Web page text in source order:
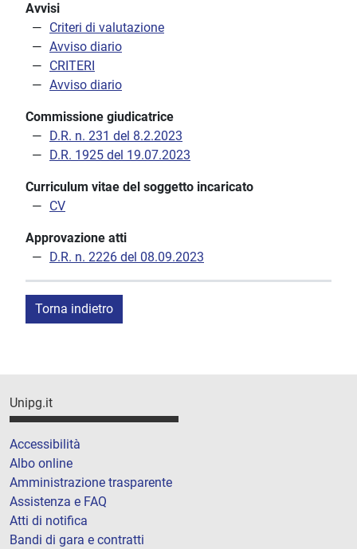
Avvisi
Criteri di valutazione
Avviso diario
CRITERI
Avviso diario
Commissione giudicatrice
D.R. n. 231 del 8.2.2023
D.R. 1925 del 19.07.2023
Curriculum vitae del soggetto incaricato
CV
Approvazione atti
D.R. n. 2226 del 08.09.2023
Torna indietro
Unipg.it
Accessibilità
Albo online
Amministrazione trasparente
Assistenza e FAQ
Atti di notifica
Bandi di gara e contratti